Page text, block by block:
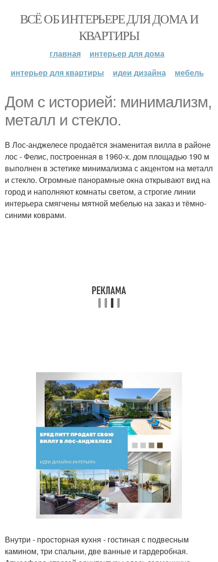
ВСЁ ОБ ИНТЕРЬЕРЕ ДЛЯ ДОМА И
КВАРТИРЫ
главная
интерьер для дома
интерьер для квартиры
идеи дизайна мебель
Дом с историей: минимализм,
металл и стекло.
В Лос-анджелесе продаётся знаменитая вилла в районе
лос - Фелис, построенная в 1960-х. дом площадью 190 м
выполнен в эстетике минимализма с акцентом на металл
и стекло. Огромные панорамные окна открывают вид на
город и наполняют комнаты светом, а строгие линии
интерьера смягчены мятной мебелью на заказ и тёмно-
синими коврами.
Внутри - просторная кухня - гостиная с подвесным
камином, три спальни, две ванные и гардеробная.